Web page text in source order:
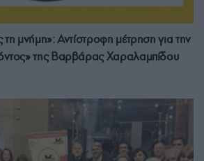
μνήμη»: Αντίστροφη μέτρηση για την
της Βαρβάρας Χαραλαμπίδου